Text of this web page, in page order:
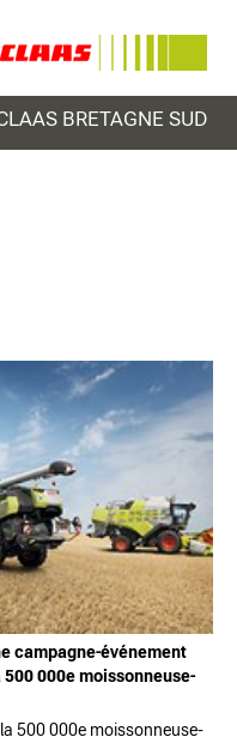
BRETAGNE SUD
campagne-événement
000e moissonneuse-
500 000e moissonneuse-